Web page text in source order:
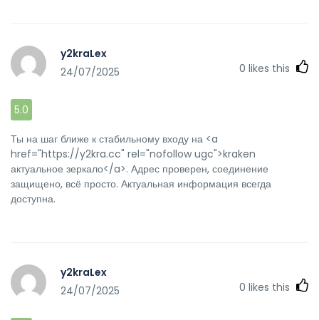
y2kraLex
24/07/2025
0 likes this
5.0
Ты на шаг ближе к стабильному входу на <a
href="https://y2kra.cc" rel="nofollow ugc">kraken
актуальное зеркало</a>. Адрес проверен, соединение
защищено, всё просто. Актуальная информация всегда
доступна.
y2kraLex
24/07/2025
0 likes this